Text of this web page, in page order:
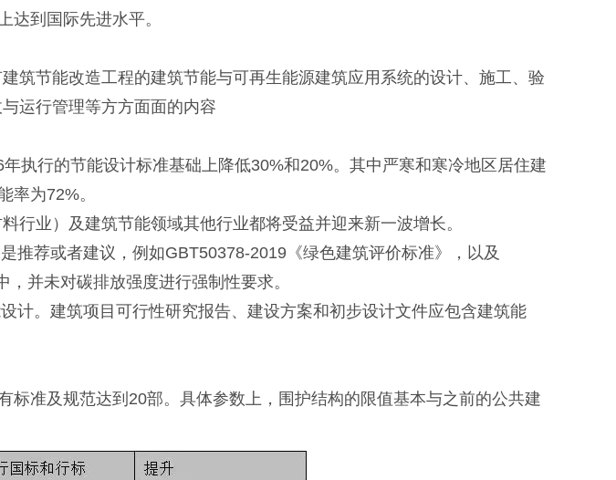
达到国际先进水平。
节能改造工程的建筑节能与可再生能源建筑应用系统的设计、施工、验
运行管理等方方面面的内容
行的节能设计标准基础上降低30%和20%。其中严寒和寒冷地区居住建
率为72%。
业）及建筑节能领域其他行业都将受益并迎来新一波增长。
荐或者建议，例如GBT50378-2019《绿色建筑评价标准》，以及
并未对碳排放强度进行强制性要求。
。建筑项目可行性研究报告、建设方案和初步设计文件应包含建筑能
准及规范达到20部。具体参数上，围护结构的限值基本与之前的公共建